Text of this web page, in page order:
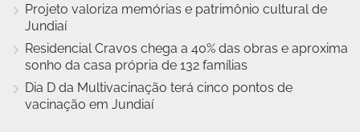
Projeto valoriza memórias e patrimônio cultural de
Jundiaí
Residencial Cravos chega a 40% das obras e aproxima
sonho da casa própria de 132 famílias
Dia D da Multivacinação terá cinco pontos de
vacinação em Jundiaí